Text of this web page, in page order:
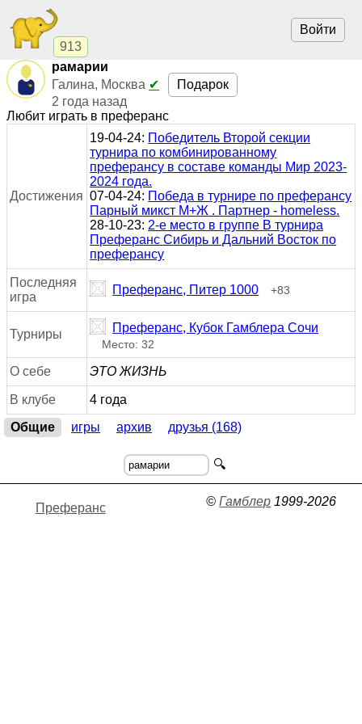
913
Войти
рамарии
Галина, Москва ✔
2 года назад
Подарок
Любит играть в преферанс
Достижения
19-04-24: Победитель Второй секции
турнира по комбинированному
преферансу в составе команды Мир 2023-
2024 года.
07-04-24: Победа в турнире по преферансу
Парный микст М+Ж . Партнер - homeless.
28-10-23: 2-е место в группе В турнира
Преферанс Сибирь и Дальний Восток по
преферансу
Последняя
игра
Преферанс, Питер 1000 +83
Турниры Преферанс, Кубок Гамблера Сочи
Место: 32
О себе ЭТО ЖИЗНЬ
В клубе
4 года
Общие
игры архив друзья (168)
🔍
Преферанс ©Гамблер 1999-2026